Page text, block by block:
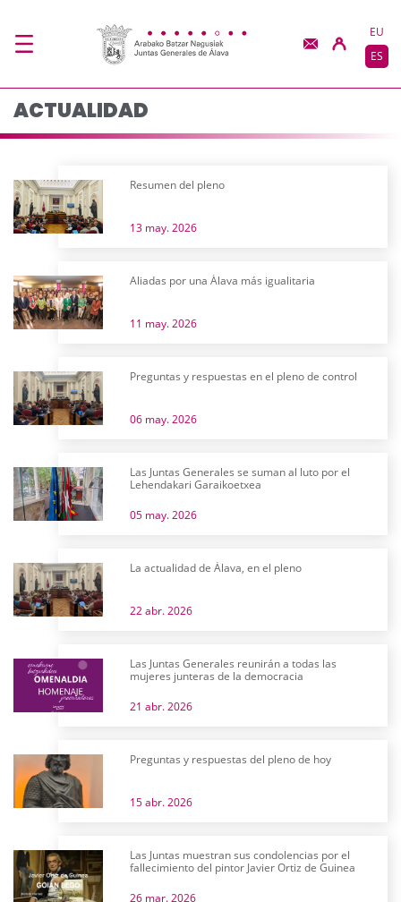
Actualidad - JJGG-
EU
ES
ACTUALIDAD
Resumen del pleno
13 may. 2026
Aliadas por una Álava más igualitaria
11 may. 2026
Preguntas y respuestas en el pleno de control
06 may. 2026
Las Juntas Generales se suman al luto por el
Lehendakari Garaikoetxea
05 may. 2026
La actualidad de Álava, en el pleno
22 abr. 2026
Las Juntas Generales reunirán a todas las
mujeres junteras de la democracia
21 abr. 2026
Preguntas y respuestas del pleno de hoy
15 abr. 2026
Las Juntas muestran sus condolencias por el
fallecimiento del pintor Javier Ortiz de Guinea
26 mar. 2026